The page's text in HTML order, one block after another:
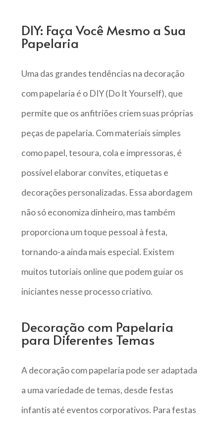
DIY: Faça Você Mesmo a Sua
Papelaria
Uma das grandes tendências na decoração
com papelaria é o DIY (Do It Yourself), que
permite que os anfitriões criem suas próprias
peças de papelaria. Com materiais simples
como papel, tesoura, cola e impressoras, é
possível elaborar convites, etiquetas e
decorações personalizadas. Essa abordagem
não só economiza dinheiro, mas também
proporciona um toque pessoal à festa,
tornando-a ainda mais especial. Existem
muitos tutoriais online que podem guiar os
iniciantes nesse processo criativo.
Decoração com Papelaria
para Diferentes Temas
A decoração com papelaria pode ser adaptada
a uma variedade de temas, desde festas
infantis até eventos corporativos. Para festas